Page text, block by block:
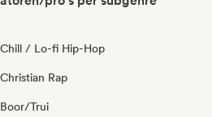
/ Lo-fi Hip-Hop
Rap
Trui